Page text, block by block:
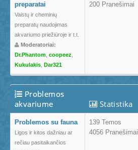
preparatai
Vaistų ir cheminių
preparatų naudojimas
akvariumo priežiūroje ir t.t.
Moderatoriai:
Dr.Phantom coopeez
Kukulakis Dar321
200 Pranešimai
Problemos
akvariume
Statistika
Problemos su fauna
Ligos ir kitos dažniau ar
rečiau pasitaikančios
139 Temos
4056 Pranešimai